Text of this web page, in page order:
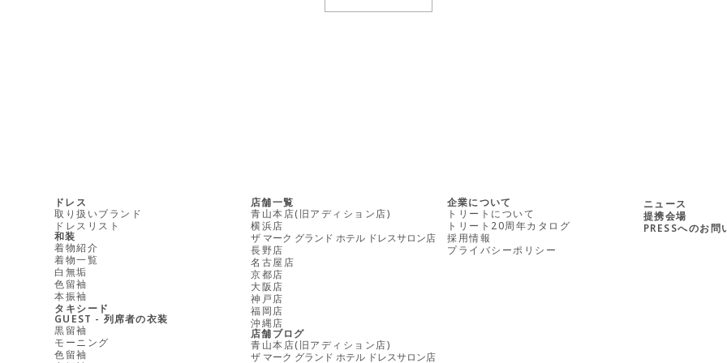
ドレス
取り扱いブランド
ドレスリスト
和装
着物紹介
着物一覧
白無垢
色留袖
本振袖
タキシード
GUEST - 列席者の衣装
黒留袖
モーニング
色留袖
店舗一覧
青山本店(旧アディション店)
横浜店
ザ マーク グランド ホテル ドレスサロン店
長野店
名古屋店
京都店
大阪店
神戸店
福岡店
沖縄店
店舗ブログ
青山本店(旧アディション店)
ザ マーク グランド ホテル ドレスサロン店
企業について
トリートについて
トリート20周年カタログ
採用情報
プライバシーポリシー
ニュース
提携会場
PRESSへのお問